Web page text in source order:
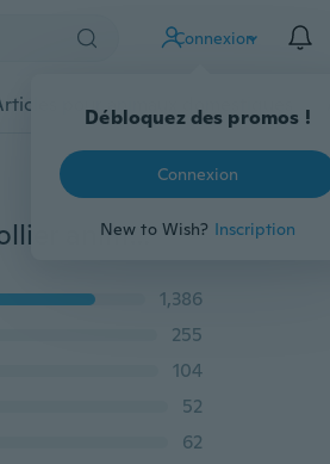
Connexion
Débloquez des promos !
Connexion
New to Wish? Inscription
pour animaux domestiques
Womens arc-en-cristal cristal patte ange aile coeur collier animal pendentif cadeau bijoux
1,386
255
104
52
62